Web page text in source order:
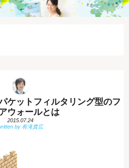
ケットフィルタリング型のフ
ウォールとは
2015.07.24